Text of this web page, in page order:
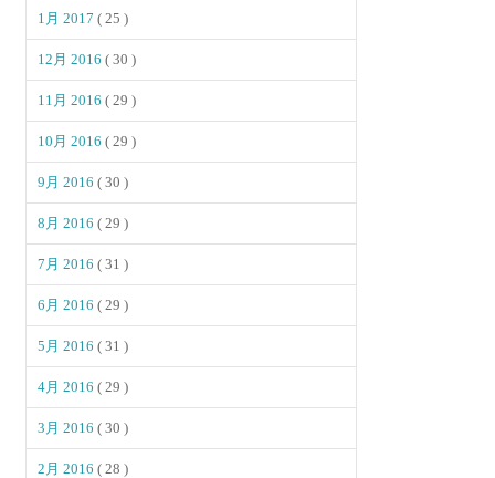
1月 2017( 25 )
12月 2016( 30 )
11月 2016( 29 )
10月 2016( 29 )
9月 2016( 30 )
8月 2016( 29 )
7月 2016( 31 )
6月 2016( 29 )
5月 2016( 31 )
4月 2016( 29 )
3月 2016( 30 )
2月 2016( 28 )